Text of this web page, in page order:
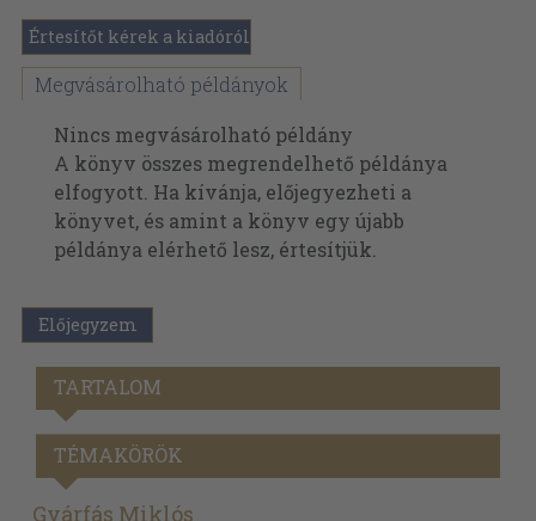
Értesítőt kérek a kiadóról
Megvásárolható példányok
Nincs megvásárolható példány
A könyv összes megrendelhető példánya
elfogyott. Ha kívánja, előjegyezheti a
könyvet, és amint a könyv egy újabb
példánya elérhető lesz, értesítjük.
Előjegyzem
TARTALOM
TÉMAKÖRÖK
Gyárfás Miklós